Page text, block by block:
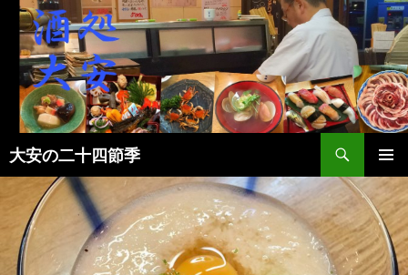
大安の二十四節季
検
索
メインメ
ニュー
ツ
へ